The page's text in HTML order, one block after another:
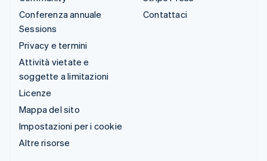
Conferenza annuale
Sessions
Privacy e termini
Attività vietate e
soggette a limitazioni
Licenze
Mappa del sito
Impostazioni per i cookie
Altre risorse
Contattaci